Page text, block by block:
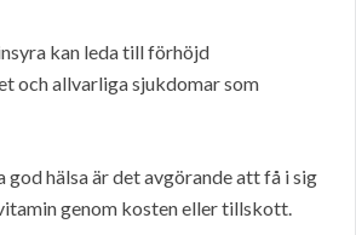
kan leda till förhöjd
och allvarliga sjukdomar som
hälsa är det avgörande att få i sig
genom kosten eller tillskott.